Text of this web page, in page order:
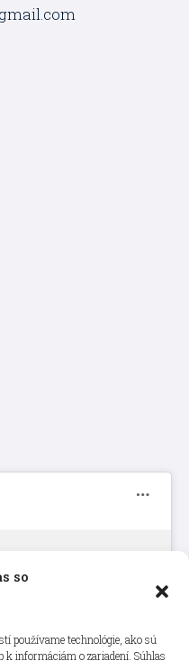
so
používame technológie, ako sú
k informáciám o zariadení. Súhlas
cookie